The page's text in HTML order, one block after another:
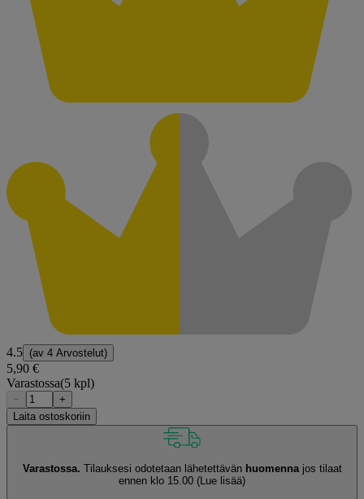
4.5 (av 4 Arvostelut)
5,90 €
Varastossa(5 kpl)
−
+
Laita ostoskoriin
Varastossa. Tilauksesi odotetaan lähetettävän huomennajos tilaat
ennen klo 15.00 (Lue lisää)